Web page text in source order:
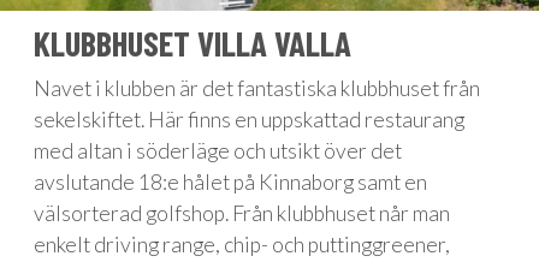
KLUBBHUSET VILLA VALLA
Navet i klubben är det fantastiska klubbhuset från
sekelskiftet. Här finns en uppskattad restaurang
med altan i söderläge och utsikt över det
avslutande 18:e hålet på Kinnaborg samt en
välsorterad golfshop. Från klubbhuset når man
enkelt driving range, chip- och puttinggreener,